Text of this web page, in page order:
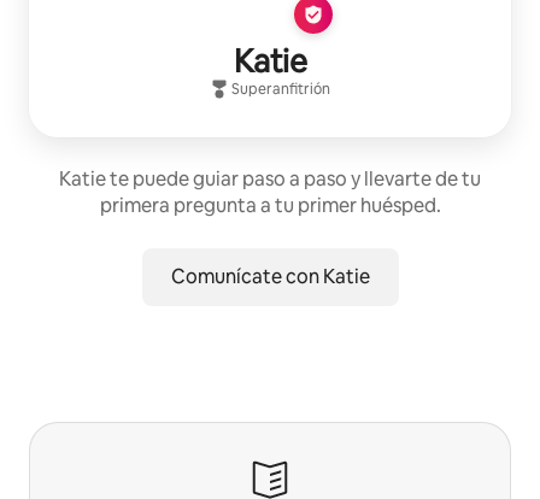
Katie
Superanfitrión
Katie te puede guiar paso a paso y llevarte de tu
primera pregunta a tu primer huésped.
Comunícate con Katie